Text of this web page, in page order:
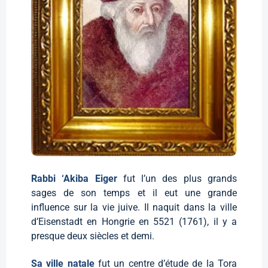
Rabbi ‘Akiba Eiger fut l’un des plus grands
sages de son temps et il eut une grande
influence sur la vie juive. Il naquit dans la ville
d’Eisenstadt en Hongrie en 5521 (1761), il y a
presque deux siècles et demi.
Sa ville natale fut un centre d’étude de la Tora